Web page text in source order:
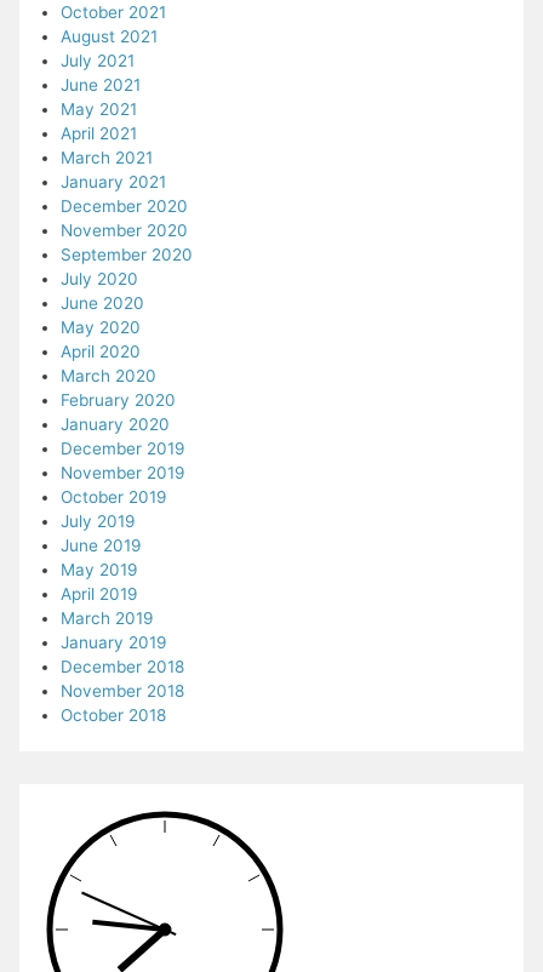
October 2021
August 2021
July 2021
June 2021
May 2021
April 2021
March 2021
January 2021
December 2020
November 2020
September 2020
July 2020
June 2020
May 2020
April 2020
March 2020
February 2020
January 2020
December 2019
November 2019
October 2019
July 2019
June 2019
May 2019
April 2019
March 2019
January 2019
December 2018
November 2018
October 2018